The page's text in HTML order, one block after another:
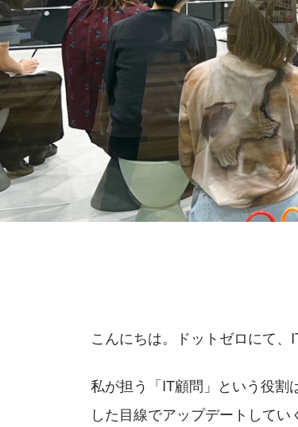
こんにちは。ドットゼロにて、
私が担う「IT顧問」という役割
した目線でアップデートして